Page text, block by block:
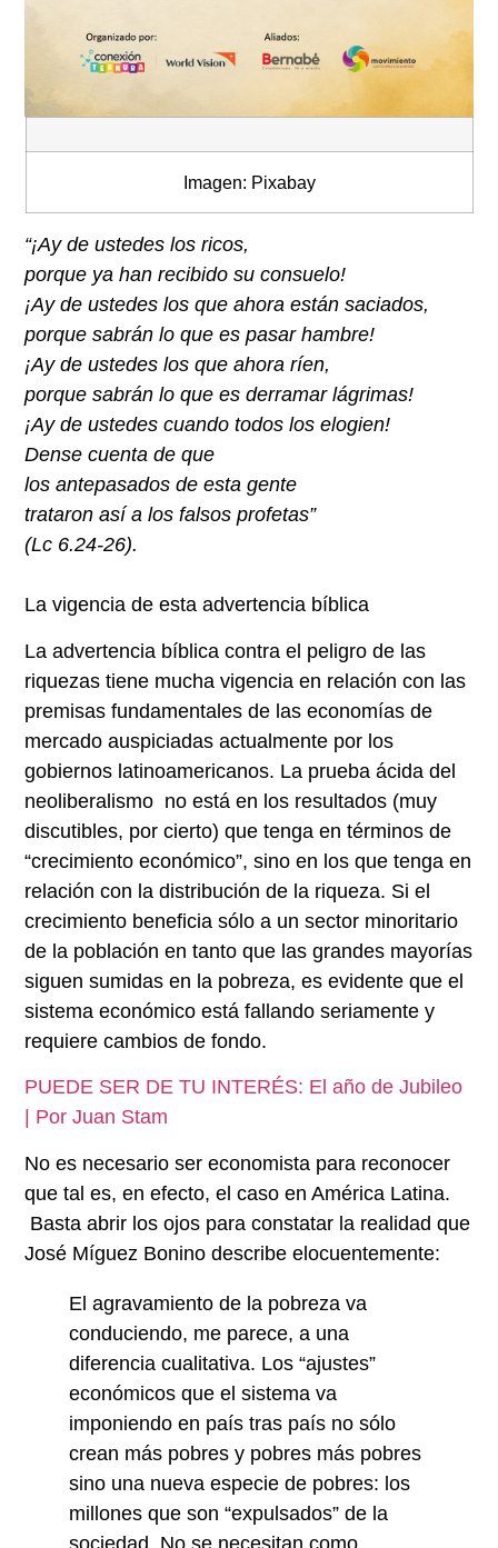
Imagen: Pixabay
“¡Ay de ustedes los ricos,
porque ya han recibido su consuelo!
¡Ay de ustedes los que ahora están saciados,
porque sabrán lo que es pasar hambre!
¡Ay de ustedes los que ahora ríen,
porque sabrán lo que es derramar lágrimas!
¡Ay de ustedes cuando todos los elogien!
Dense cuenta de que
los antepasados de esta gente
trataron así a los falsos profetas”
(Lc 6.24-26).
La vigencia de esta advertencia bíblica
La advertencia bíblica contra el peligro de las
riquezas tiene mucha vigencia en relación con las
premisas fundamentales de las economías de
mercado auspiciadas actualmente por los
gobiernos latinoamericanos. La prueba ácida del
neoliberalismo no está en los resultados (muy
discutibles, por cierto) que tenga en términos de
“crecimiento económico”, sino en los que tenga en
relación con la distribución de la riqueza. Si el
crecimiento beneficia sólo a un sector minoritario
de la población en tanto que las grandes mayorías
siguen sumidas en la pobreza, es evidente que el
sistema económico está fallando seriamente y
requiere cambios de fondo.
PUEDE SER DE TU INTERÉS: El año de Jubileo
| Por Juan Stam
No es necesario ser economista para reconocer
que tal es, en efecto, el caso en América Latina.
Basta abrir los ojos para constatar la realidad que
José Míguez Bonino describe elocuentemente:
El agravamiento de la pobreza va
conduciendo, me parece, a una
diferencia cualitativa. Los “ajustes”
económicos que el sistema va
imponiendo en país tras país no sólo
crean más pobres y pobres más pobres
sino una nueva especie de pobres: los
millones que son “expulsados” de la
sociedad. No se necesitan como